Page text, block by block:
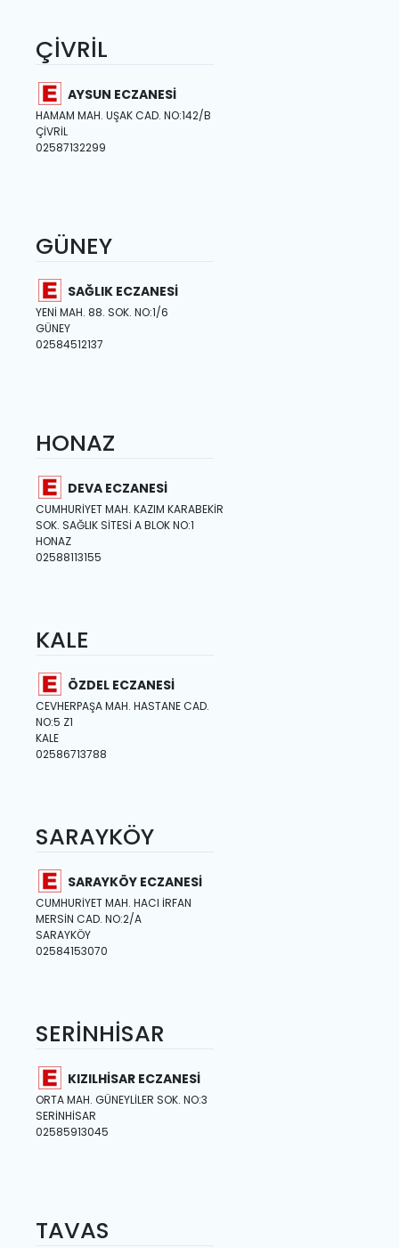
ÇİVRİL
AYSUN ECZANESİ
HAMAM MAH. UŞAK CAD. NO:142/B
ÇİVRİL
02587132299
GÜNEY
SAĞLIK ECZANESİ
YENİ MAH. 88. SOK. NO:1/6
GÜNEY
02584512137
HONAZ
DEVA ECZANESİ
CUMHURİYET MAH. KAZIM KARABEKİR
SOK. SAĞLIK SİTESİ A BLOK NO:1
HONAZ
02588113155
KALE
ÖZDEL ECZANESİ
CEVHERPAŞA MAH. HASTANE CAD.
NO:5 Z1
KALE
02586713788
SARAYKÖY
SARAYKÖY ECZANESİ
CUMHURİYET MAH. HACI İRFAN
MERSİN CAD. NO:2/A
SARAYKÖY
02584153070
SERİNHİSAR
KIZILHİSAR ECZANESİ
ORTA MAH. GÜNEYLİLER SOK. NO:3
SERİNHİSAR
02585913045
TAVAS